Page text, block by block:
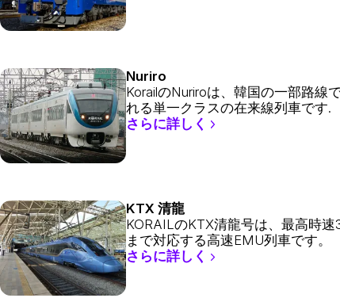
Nuriro
KorailのNuriroは、韓国の一部路線
れる単一クラスの在来線列車です.
さらに詳しく
KTX 清龍
KORAILのKTX清龍号は、最高時速
まで対応する高速EMU列車です。
さらに詳しく